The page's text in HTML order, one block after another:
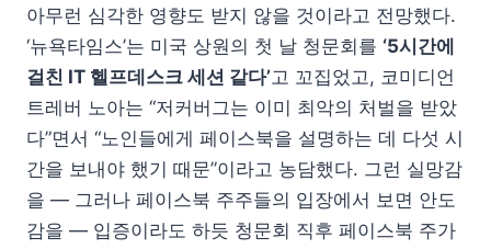
아무런 심각한 영향도 받지 않을 것이라고 전망했다.
‘뉴욕타임스’는 미국 상원의 첫 날 청문회를 ‘5시간에
걸친 IT 헬프데스크 세션 같다’고 꼬집었고, 코미디언
트레버 노아는 “저커버그는 이미 최악의 처벌을 받았
다”면서 “노인들에게 페이스북을 설명하는 데 다섯 시
간을 보내야 했기 때문”이라고 농담했다. 그런 실망감
을 — 그러나 페이스북 주주들의 입장에서 보면 안도
감을 — 입증이라도 하듯 청문회 직후 페이스북 주가